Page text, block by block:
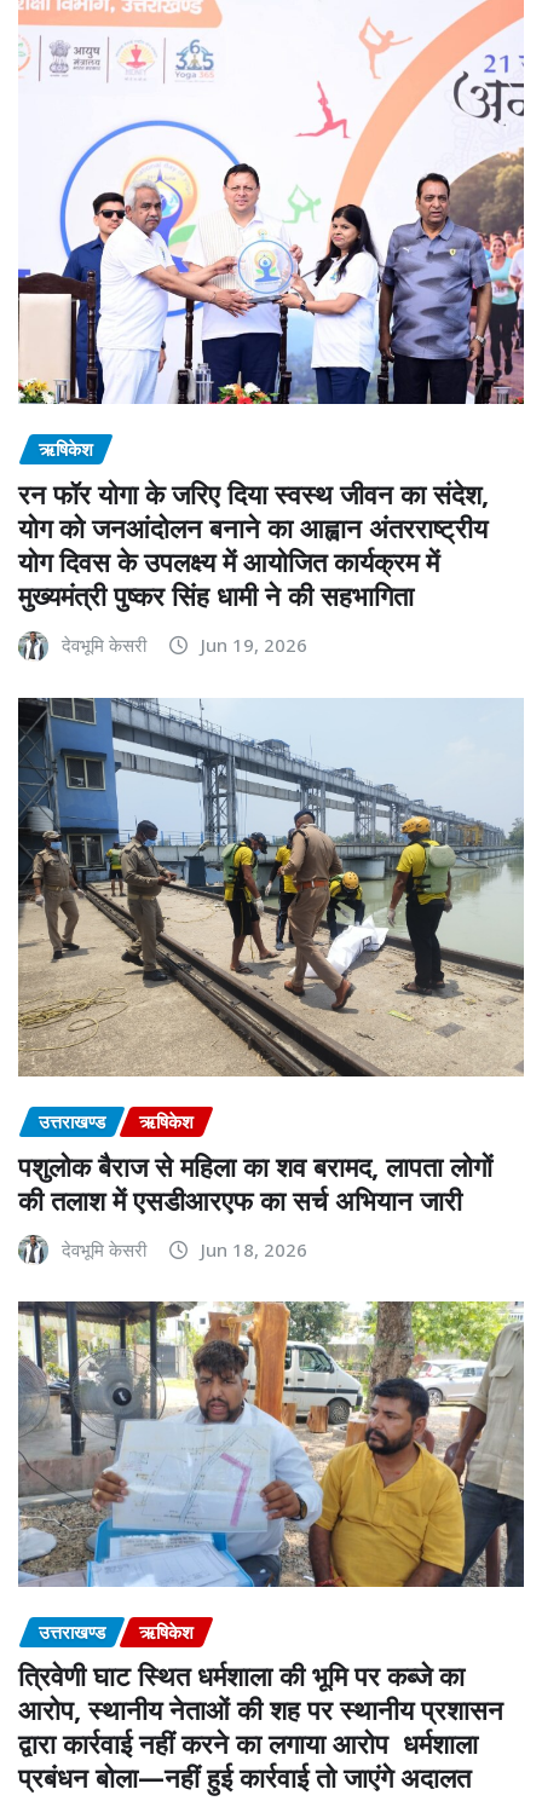
ऋषिकेश
रन फॉर योगा के जरिए दिया स्वस्थ जीवन का संदेश,
योग को जनआंदोलन बनाने का आह्वान अंतरराष्ट्रीय
योग दिवस के उपलक्ष्य में आयोजित कार्यक्रम में
मुख्यमंत्री पुष्कर सिंह धामी ने की सहभागिता
देवभूमि केसरी Jun 19, 2026
उत्तराखण्ड ऋषिकेश
पशुलोक बैराज से महिला का शव बरामद, लापता लोगों
की तलाश में एसडीआरएफ का सर्च अभियान जारी
देवभूमि केसरी Jun 18, 2026
उत्तराखण्ड ऋषिकेश
त्रिवेणी घाट स्थित धर्मशाला की भूमि पर कब्जे का
आरोप, स्थानीय नेताओं की शह पर स्थानीय प्रशासन
द्वारा कार्रवाई नहीं करने का लगाया आरोप धर्मशाला
प्रबंधन बोला—नहीं हुई कार्रवाई तो जाएंगे अदालत